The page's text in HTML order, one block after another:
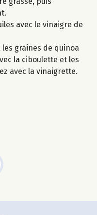
avec le vinaigre de
graines de quinoa
la ciboulette et les
avec la vinaigrette.